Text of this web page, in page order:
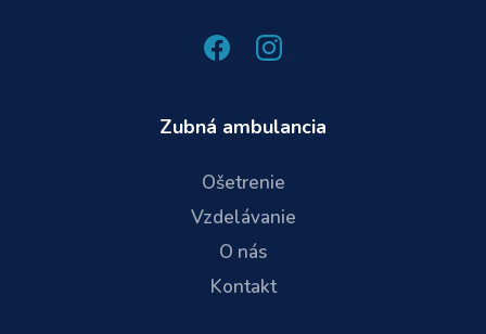
Zubná ambulancia
Ošetrenie
Vzdelávanie
O nás
Kontakt